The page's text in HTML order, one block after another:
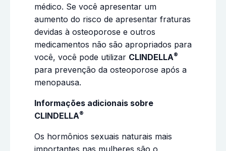
médico. Se você apresentar um
aumento do risco de apresentar fraturas
devidas à osteoporose e outros
medicamentos não são apropriados para
você, você pode utilizar CLINDELLA®
para prevenção da osteoporose após a
menopausa.
Informações adicionais sobre
CLINDELLA®
Os hormônios sexuais naturais mais